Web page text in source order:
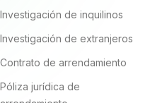
Investigación de inquilinos
Investigación de extranjeros
Contrato de arrendamiento
Póliza jurídica de